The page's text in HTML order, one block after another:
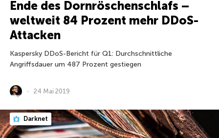
Ende des Dornröschenschlafs –
weltweit 84 Prozent mehr DDoS-
Attacken
Kaspersky DDoS-Bericht für Q1: Durchschnittliche
Angriffsdauer um 487 Prozent gestiegen
24 Mai 2019
Darknet